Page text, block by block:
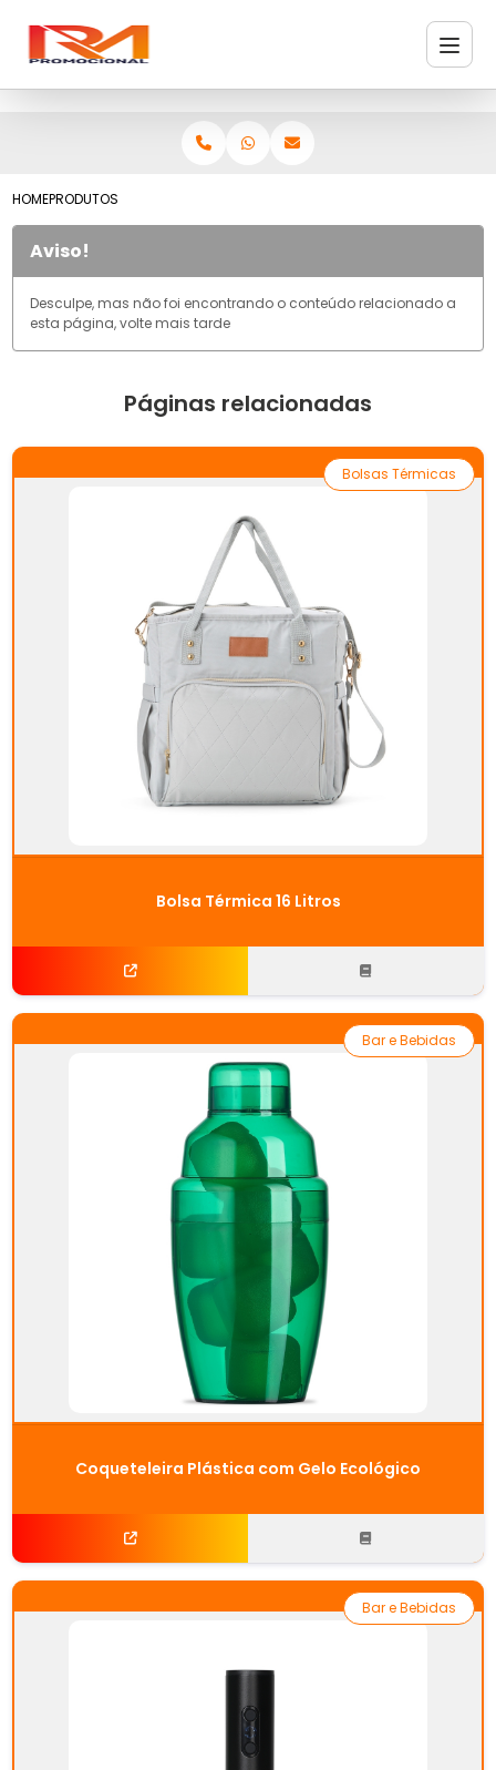
HOMEPRODUTOS
Aviso!
Desculpe, mas não foi encontrando o conteúdo relacionado a
esta página, volte mais tarde
Páginas relacionadas
Bolsa Térmica 16 Litros
Bolsas Térmicas
Coqueteleira Plástica com Gelo Ecológico
Bar e Bebidas
Bar e Bebidas